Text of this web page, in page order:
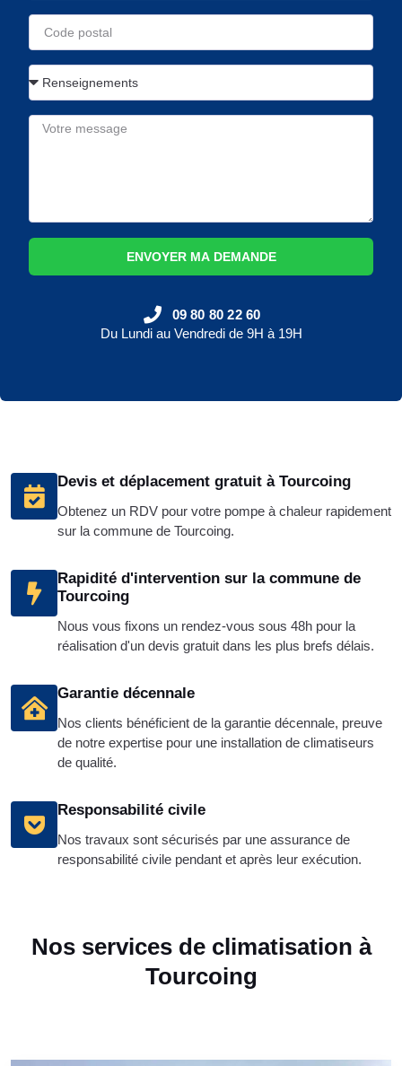
Devis et déplacement gratuit à Tourcoing
Obtenez un RDV pour votre pompe à chaleur rapidement
sur la commune de Tourcoing.
Rapidité d'intervention sur la commune de
Tourcoing
Nous vous fixons un rendez-vous sous 48h pour la
réalisation d'un devis gratuit dans les plus brefs délais.
Garantie décennale
Nos clients bénéficient de la garantie décennale, preuve
de notre expertise pour une installation de climatiseurs
de qualité.
Responsabilité civile
Nos travaux sont sécurisés par une assurance de
responsabilité civile pendant et après leur exécution.
ENVOYER MA DEMANDE
09 80 80 22 60
Du Lundi au Vendredi de 9H à 19H
Nos services de climatisation à
Tourcoing